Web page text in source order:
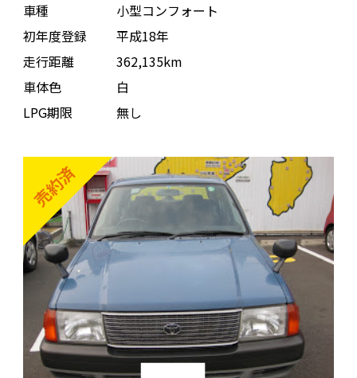
車種
小型コンフォート
初年度登録
平成18年
走行距離
362,135km
車体色
白
LPG期限
無し